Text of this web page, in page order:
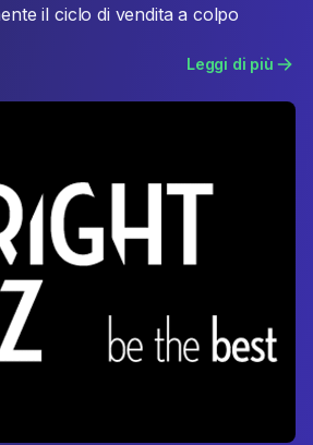
il ciclo di vendita a colpo
Leggi di più